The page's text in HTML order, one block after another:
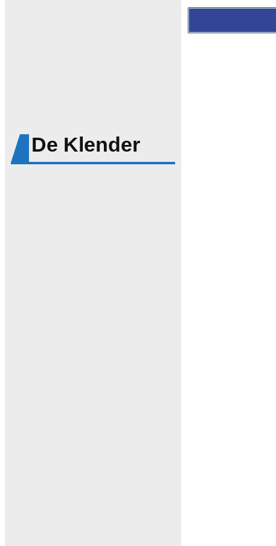
De Klender